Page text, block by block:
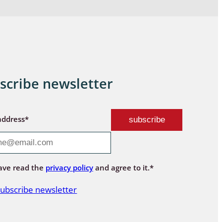
newsletter
read the privacy policy and agree to it.*
newsletter